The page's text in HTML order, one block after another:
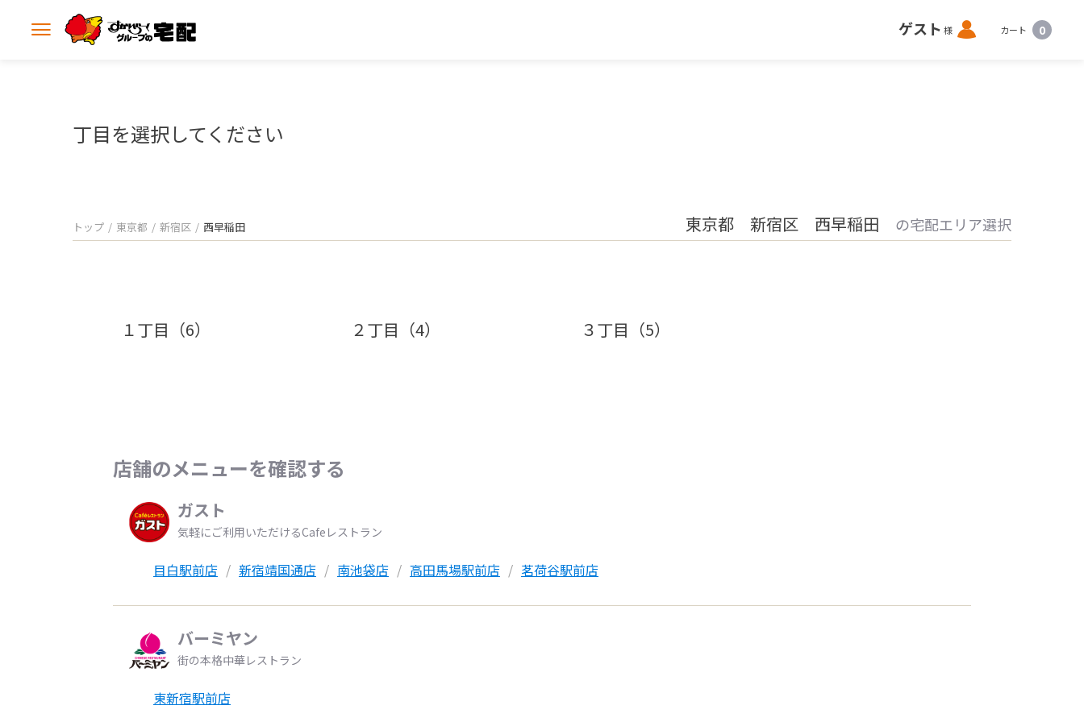
メ
ゲスト 様 ロ
グ
カート 0
丁目を選択してください
トップ 東京都 新宿区 西早稲田 東京都 新宿区 西早稲田 の宅配エリア選択
１丁目（6） ２丁目（4） ３丁目（5）
店舗のメニューを確認する
ガスト
気軽にご利用いただけるCafeレストラン
目白駅前店 新宿靖国通店 南池袋店 高田馬場駅前店 茗荷谷駅前店
バーミヤン
街の本格中華レストラン
東新宿駅前店